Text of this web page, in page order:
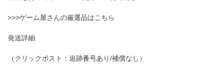
>>>ゲーム屋さんの厳選品はこちら
発送詳細
（クリックポスト：追跡番号あり/補償なし）